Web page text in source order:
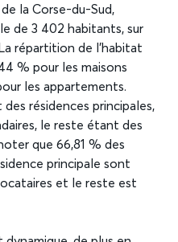
la Corse-du-Sud,
de 3 402 habitants, sur
répartition de l’habitat
% pour les maisons
les appartements.
résidences principales,
le reste étant des
que 66,81 % des
principale sont
et le reste est